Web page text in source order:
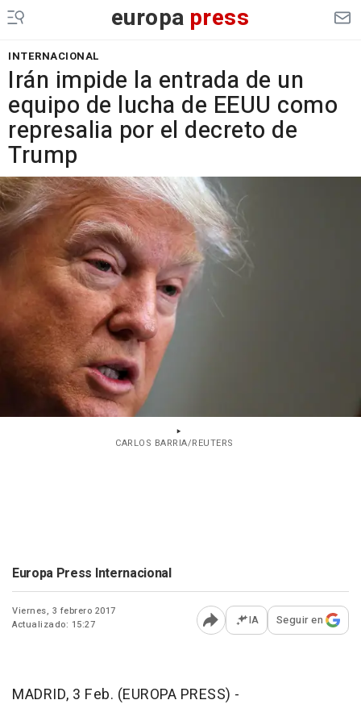
europa press
INTERNACIONAL
Irán impide la entrada de un
equipo de lucha de EEUU como
represalia por el decreto de
Trump
CARLOS BARRIA/REUTERS
Europa Press Internacional
Viernes, 3 febrero 2017
Actualizado: 15:27
Abrir opciones para
IA Seguir en
MADRID, 3 Feb. (EUROPA PRESS) -